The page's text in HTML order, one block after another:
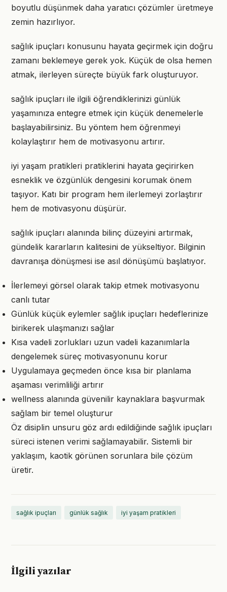
boyutlu düşünmek daha yaratıcı çözümler üretmeye
zemin hazırlıyor.
sağlık ipuçları konusunu hayata geçirmek için doğru
zamanı beklemeye gerek yok. Küçük de olsa hemen
atmak, ilerleyen süreçte büyük fark oluşturuyor.
sağlık ipuçları ile ilgili öğrendiklerinizi günlük
yaşamınıza entegre etmek için küçük denemelerle
başlayabilirsiniz. Bu yöntem hem öğrenmeyi
kolaylaştırır hem de motivasyonu artırır.
iyi yaşam pratikleri pratiklerini hayata geçirirken
esneklik ve özgünlük dengesini korumak önem
taşıyor. Katı bir program hem ilerlemeyi zorlaştırır
hem de motivasyonu düşürür.
sağlık ipuçları alanında bilinç düzeyini artırmak,
gündelik kararların kalitesini de yükseltiyor. Bilginin
davranışa dönüşmesi ise asıl dönüşümü başlatıyor.
İlerlemeyi görsel olarak takip etmek motivasyonu
canlı tutar
Günlük küçük eylemler sağlık ipuçları hedeflerinize
birikerek ulaşmanızı sağlar
Kısa vadeli zorlukları uzun vadeli kazanımlarla
dengelemek süreç motivasyonunu korur
Uygulamaya geçmeden önce kısa bir planlama
aşaması verimliliği artırır
wellness alanında güvenilir kaynaklara başvurmak
sağlam bir temel oluşturur
Öz disiplin unsuru göz ardı edildiğinde sağlık ipuçları
süreci istenen verimi sağlamayabilir. Sistemli bir
yaklaşım, kaotik görünen sorunlara bile çözüm
üretir.
sağlık ipuçları günlük sağlık iyi yaşam pratikleri
İlgili yazılar